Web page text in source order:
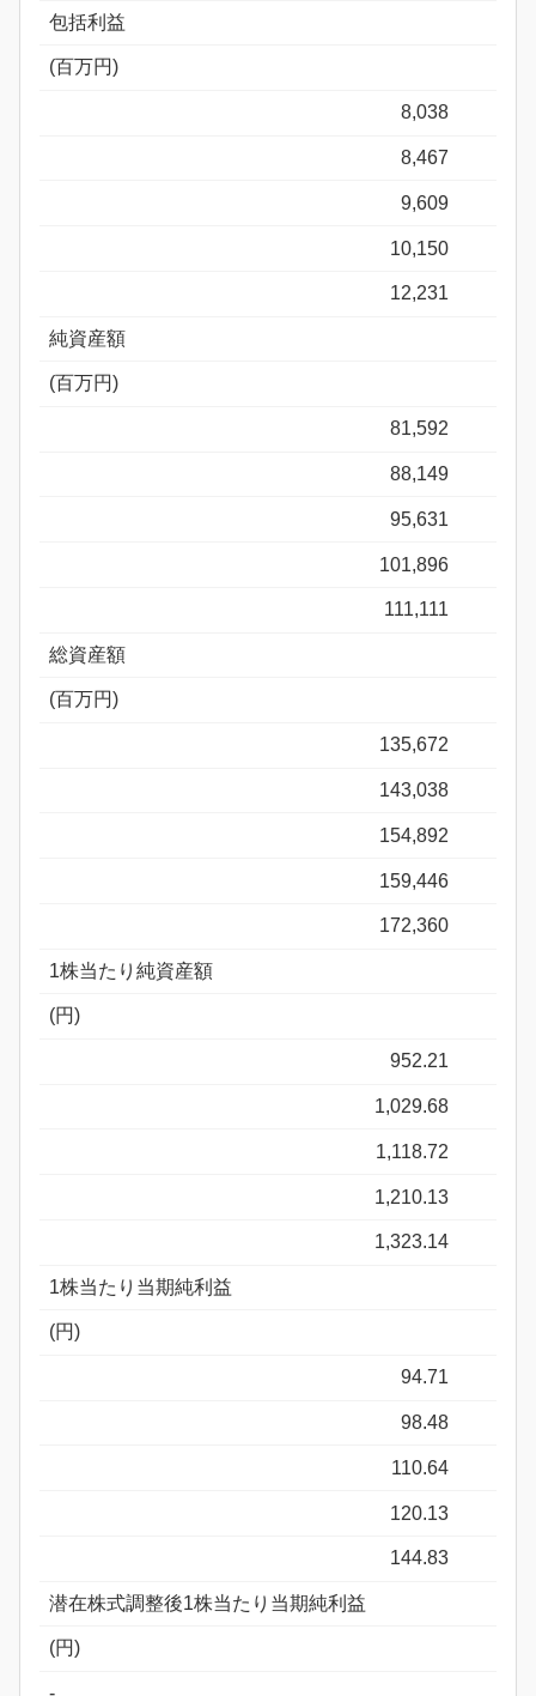
包括利益
(百万円)
8,038
8,467
9,609
10,150
12,231
純資産額
(百万円)
81,592
88,149
95,631
101,896
111,111
総資産額
(百万円)
135,672
143,038
154,892
159,446
172,360
1株当たり純資産額
(円)
952.21
1,029.68
1,118.72
1,210.13
1,323.14
1株当たり当期純利益
(円)
94.71
98.48
110.64
120.13
144.83
潜在株式調整後1株当たり当期純利益
(円)